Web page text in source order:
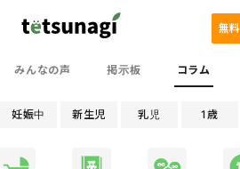
みんなの声 掲示板 コラム
無
妊娠中 新生児 乳児 1歳